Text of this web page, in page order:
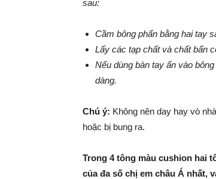
sau:
Cầm bông phấn bằng hai tay
Lấy các tạp chất và chất bẩn
Nếu dùng bàn tay ấn vào
dàng.
Chú ý: Không nên day hay vò
hoặc bị bung ra.
Trong 4 tông màu cushion hai
của đa số chị em châu Á nhất,